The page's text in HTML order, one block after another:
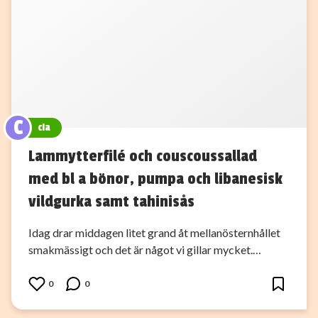
C cia
Lammytterfilé och couscoussallad
med bl a bönor, pumpa och libanesisk
vildgurka samt tahinisås
Idag drar middagen litet grand åt mellanösternhållet
smakmässigt och det är något vi gillar mycket.…
0 0